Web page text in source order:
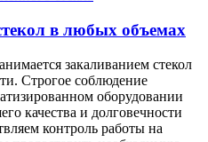
в любых объемах
закаливанием стекол
Строгое соблюдение
оборудовании
качества и долговечности
контроль работы на